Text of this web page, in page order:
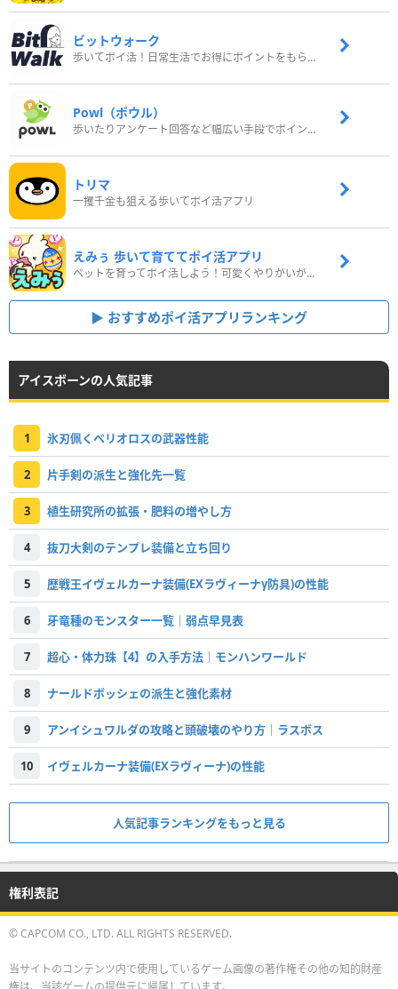
ビットウォーク
歩いてポイ活！日常生活でお得にポイントをもらおう
Powl（ポウル）
歩いたりアンケート回答など幅広い手段でポイントをゲット
トリマ
一攫千金も狙える歩いてポイ活アプリ
えみぅ 歩いて育ててポイ活アプリ
ペットを育ってポイ活しよう！可愛くやりがいがある新感覚アプリ
おすすめポイ活アプリランキング
アイスボーンの人気記事
1 氷刃佩くベリオロスの武器性能
2 片手剣の派生と強化先一覧
3 植生研究所の拡張・肥料の増やし方
4 抜刀大剣のテンプレ装備と立ち回り
5 歴戦王イヴェルカーナ装備(EXラヴィーナγ防具)の性能
6 牙竜種のモンスター一覧｜弱点早見表
7 超心・体力珠【4】の入手方法｜モンハンワールド
8 ナールドボッシェの派生と強化素材
9 アンイシュワルダの攻略と頭破壊のやり方｜ラスボス
10 イヴェルカーナ装備(EXラヴィーナ)の性能
人気記事ランキングをもっと見る
権利表記
© CAPCOM CO., LTD. ALL RIGHTS RESERVED.
当サイトのコンテンツ内で使用しているゲーム画像の著作権その他の知的財産